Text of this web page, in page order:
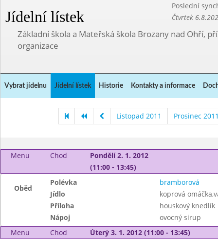
Jídelní lístek
Poslední
Čtvrtek
Základní škola a Mateřská škola Brozany nad Ohří,
organizace
Vybrat jídelnu Jídelní lístek Historie Kontakty a informace
Listopad 2011 Prosinec
Menu Chod
Pondělí 2. 1. 2012
(11:00 - 13:45)
Oběd
Polévka
bramborová
Jídlo
koprová
Příloha
houskový knedlík
Nápoj
ovocný sirup
Menu
Chod Úterý 3. 1. 2012 (11:00 - 13:45)